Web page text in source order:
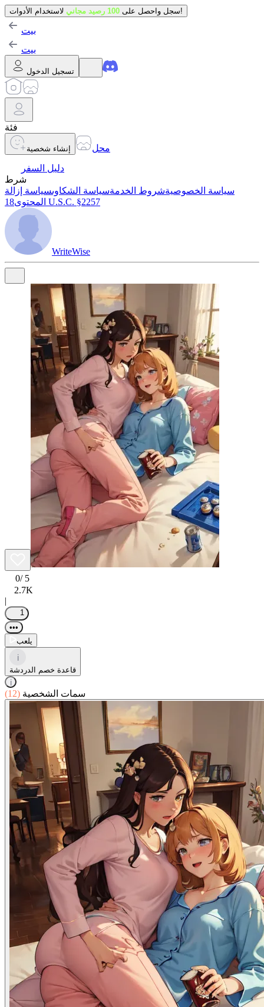
سجل واحصل على 100 رصيد مجاني لاستخدام الأدوات!
بيت
بيت
تسجيل الدخول
فئة
إنشاء شخصية
محل
دليل السفر
شرط
سياسة الخصوصيةشروط الخدمةسياسة الشكاوىسياسة إزالة
المحتوى 18 U.S.C. §2257
WriteWise
0/ 5
2.7K
|
1
•••
يلعب
i
قاعدة خصم الدردشة
i
سمات الشخصية (12)